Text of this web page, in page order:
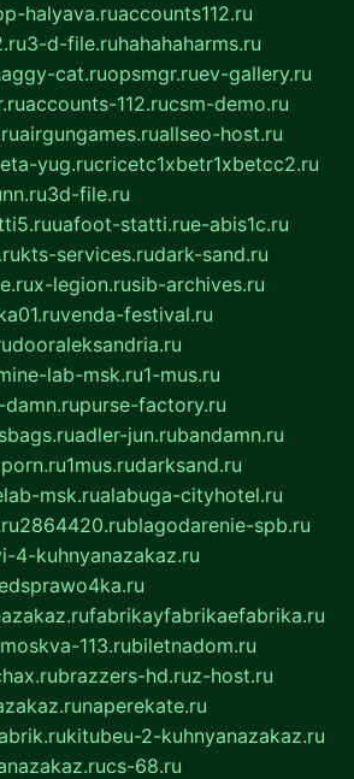
halyava.ruaccounts112.ru
3-d-file.ruhahahaharms.ru
cat.ruopsmgr.ruev-gallery.ru
accounts-112.rucsm-demo.ru
airgungames.ruallseo-host.ru
yug.rucricetc1xbetr1xbetcc2.ru
3d-file.ru
uafoot-statti.rue-abis1c.ru
kts-services.rudark-sand.ru
x-legion.rusib-archives.ru
venda-festival.ru
dooraleksandria.ru
lab-msk.ru1-mus.ru
damn.rupurse-factory.ru
adler-jun.rubandamn.ru
1mus.rudarksand.ru
msk.rualabuga-cityhotel.ru
2864420.rublagodarenie-spb.ru
4-kuhnyanazakaz.ru
fabrikayfabrikaefabrika.ru
113.rubiletnadom.ru
brazzers-hd.ruz-host.ru
naperekate.ru
kitubeu-2-kuhnyanazakaz.ru
cs-68.ru